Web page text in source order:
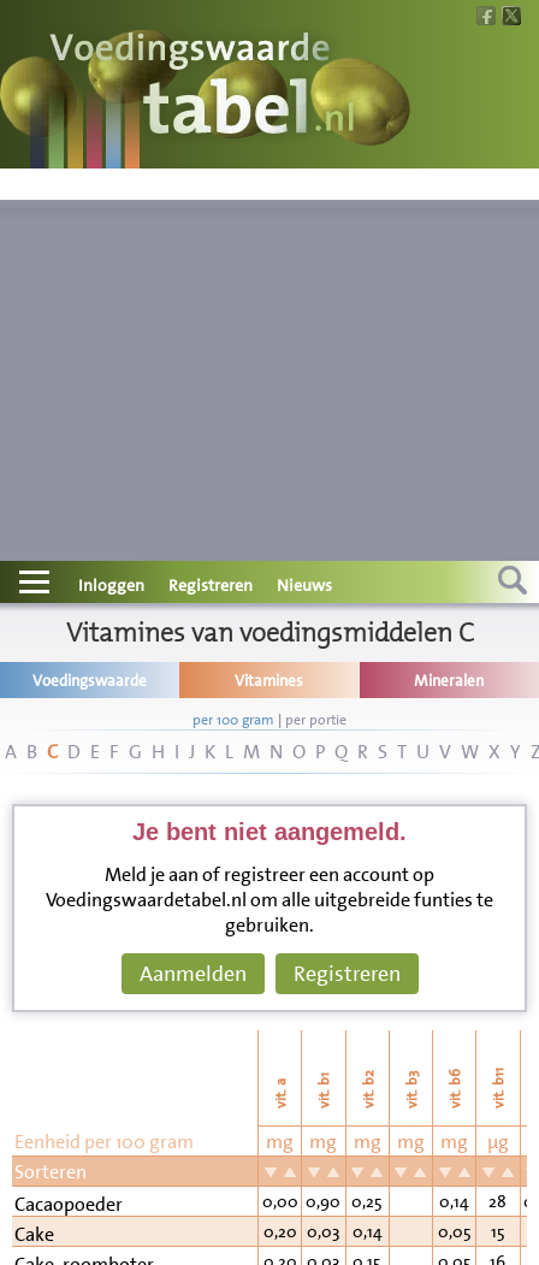
Voedingswaarde
Wat is wat?
Contact
Informatie
Disclaimer
Inloggen Registreren Nieuws
Vitamines van voedingsmiddelen C
Voedingswaarde Vitamines Mineralen
per 100 gram | per portie
A B C D E F G H I J K L M N O P Q R S T U V W X Y
Je bent niet aangemeld.
Meld je aan of registreer een account op
Voedingswaardetabel.nl om alle uitgebreide funties te
gebruiken.
Aanmelden Registreren
vit. a vit. b1 vit. b2 vit. b3 vit. b6 vit. b11
Eenheid per 100 gram mg mg mg mg mg µg
Sorteren
Cacaopoeder
0,00 0,90 0,25 0,14 28
Cake 0,20 0,03 0,14 0,05 15